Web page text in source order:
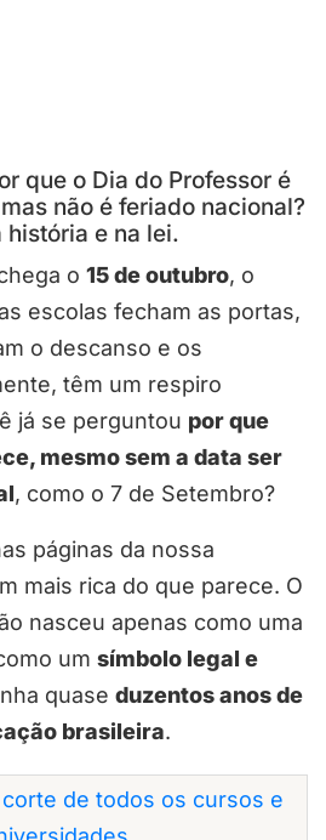
que o Dia do Professor é
não é feriado nacional?
história e na lei.
o 15 de outubro, o
escolas fecham as portas,
o descanso e os
têm um respiro
já se perguntou por que
mesmo sem a data ser
, como o 7 de Setembro?
páginas da nossa
mais rica do que parece. O
nasceu apenas como uma
um símbolo legal e
quase duzentos anos de
brasileira.
de todos os cursos e